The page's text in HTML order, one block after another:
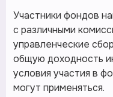
Участники фондов
с различными
управленческие
общую доходность
условия участия в
могут применяться.